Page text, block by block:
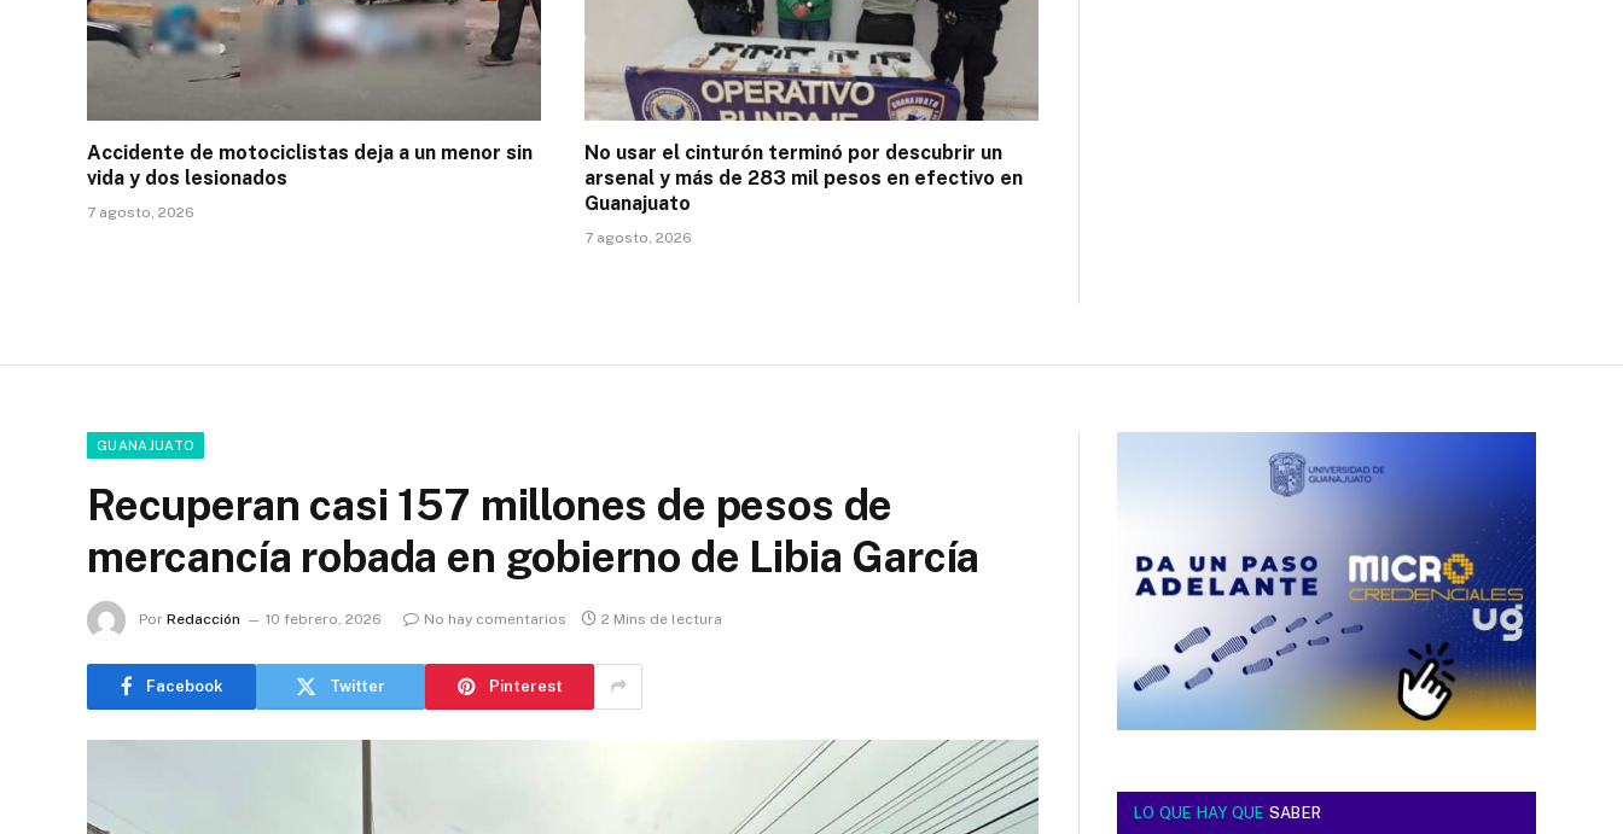
Accidente de motociclistas deja a un menor sin
vida y dos lesionados
7 agosto, 2026
No usar el cinturón terminó por descubrir un
arsenal y más de 283 mil pesos en efectivo en
Guanajuato
7 agosto, 2026
GUANAJUATO
Recuperan casi 157 millones de pesos de
mercancía robada en gobierno de Libia García
Por Redacción 10 febrero, 2026 No hay comentarios 2 Mins de lectura
Facebook Twitter Pinterest
LO QUE HAY QUE SABER